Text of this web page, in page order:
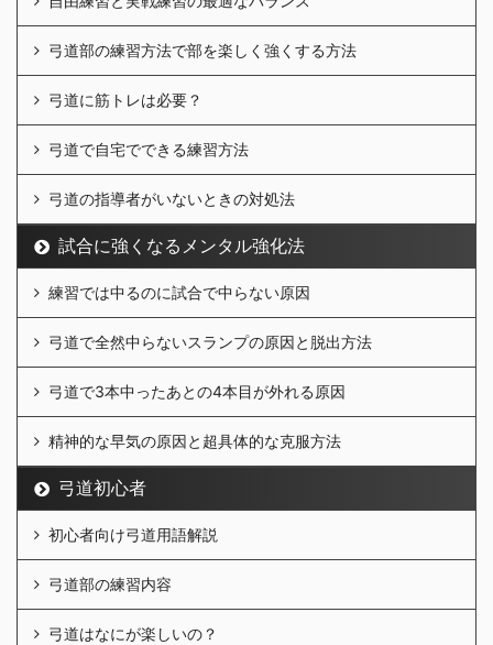
弓道部の練習方法で部を楽しく強くする方法
弓道に筋トレは必要？
弓道で自宅でできる練習方法
弓道の指導者がいないときの対処法
試合に強くなるメンタル強化法
練習では中るのに試合で中らない原因
弓道で全然中らないスランプの原因と脱出方法
弓道で3本中ったあとの4本目が外れる原因
精神的な早気の原因と超具体的な克服方法
弓道初心者
初心者向け弓道用語解説
弓道部の練習内容
弓道はなにが楽しいの？